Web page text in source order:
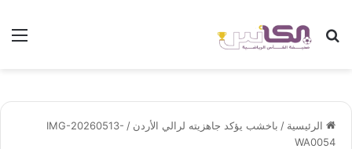
بحث عن
الرئيسية / باخشب يؤكد جاهزيته لرالي الأردن /
IMG-20260513-
WA0054